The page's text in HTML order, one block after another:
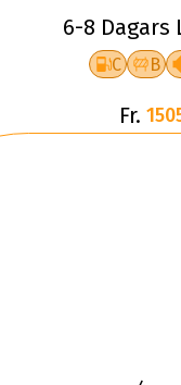
6-8 Dagars
C B
Fr.